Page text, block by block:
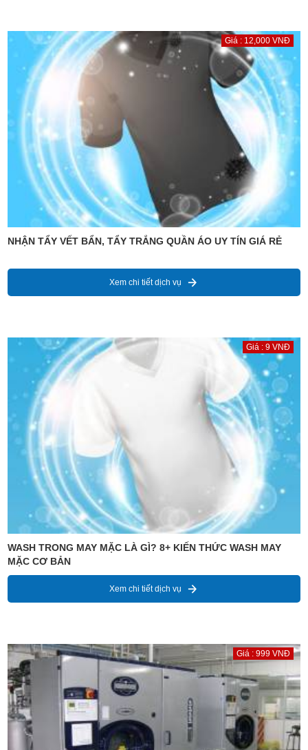
Giá : 12,000 VNĐ
NHẬN TẨY VẾT BẨN, TẨY TRẮNG QUẦN ÁO UY TÍN GIÁ RẺ
Xem chi tiết dịch vụ
Giá : 9 VNĐ
WASH TRONG MAY MẶC LÀ GÌ? 8+ KIẾN THỨC WASH MAY
MẶC CƠ BẢN
Xem chi tiết dịch vụ
Giá : 999 VNĐ